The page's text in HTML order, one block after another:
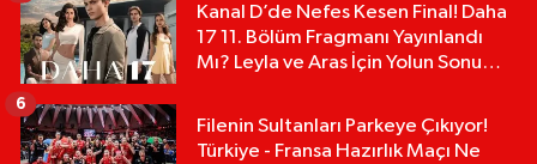
Kanal D’de Nefes Kesen Final! Daha
17 11. Bölüm Fragmanı Yayınlandı
Mı? Leyla ve Aras İçin Yolun Sonu
Filenin Sultanları Parkeye Çıkıyor!
Türkiye - Fransa Hazırlık Maçı Ne
6